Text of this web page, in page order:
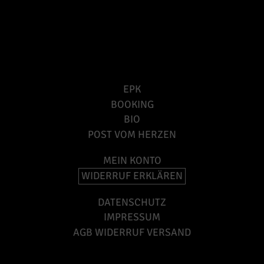
EPK
BOOKING
BIO
POST VOM HERZEN
MEIN KONTO
WIDERRUF ERKLÄREN
DATENSCHUTZ
IMPRESSUM
AGB WIDERRUF VERSAND